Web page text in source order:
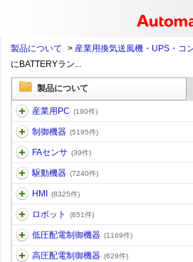
製品について > 産業用換気送風機・UPS・コ
にBATTERYラン...
製品について
産業用PC (190件)
制御機器 (5195件)
FAセンサ (39件)
駆動機器 (7240件)
HMI (8325件)
ロボット (651件)
低圧配電制御機器 (1169件)
高圧配電制御機器 (628件)